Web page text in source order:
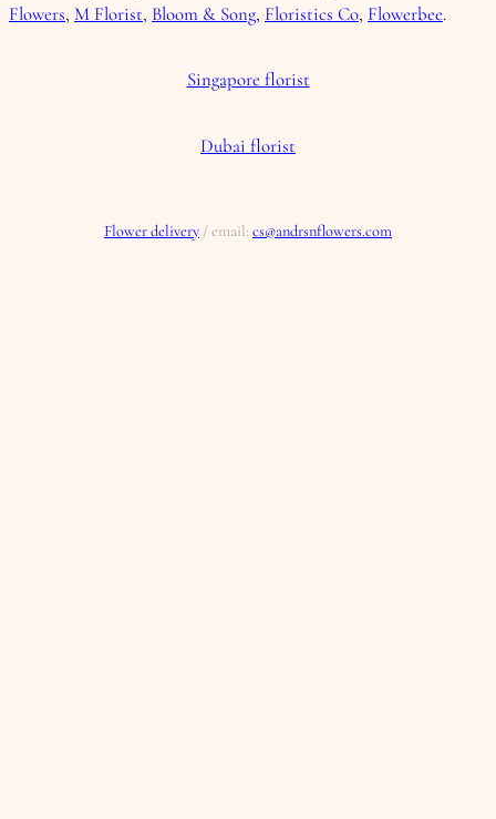
Flowers, M Florist, Bloom & Song, Floristics Co, Flowerbee.
Singapore florist
Dubai florist
Flower delivery / email: cs@andrsnflowers.com